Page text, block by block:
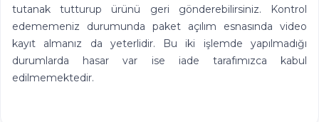
tutanak tutturup ürünü geri gönderebilirsiniz. Kontrol
edememeniz durumunda paket açılım esnasında video
kayıt almanız da yeterlidir. Bu iki işlemde yapılmadığı
durumlarda hasar var ise iade tarafımızca kabul
edilmemektedir.